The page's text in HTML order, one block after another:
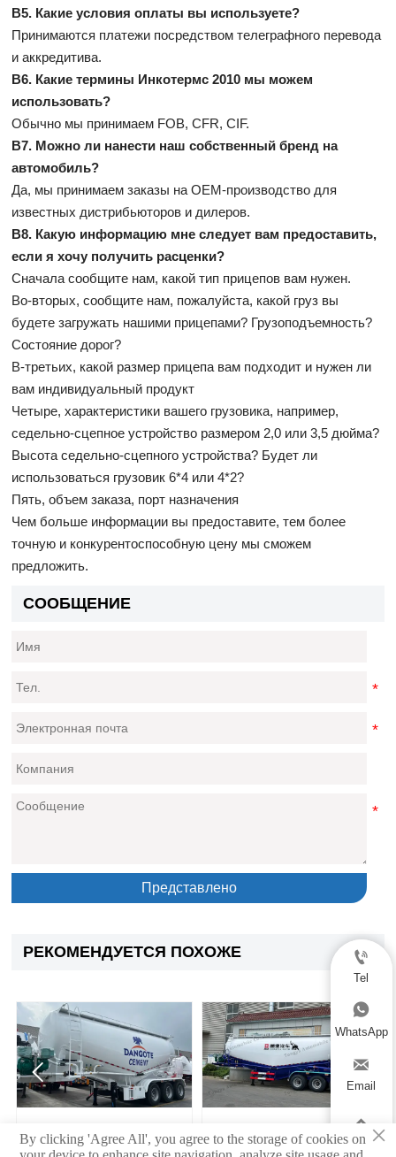
В5. Какие условия оплаты вы используете?
Принимаются платежи посредством телеграфного перевода
и аккредитива.
В6. Какие термины Инкотермс 2010 мы можем
использовать?
Обычно мы принимаем FOB, CFR, CIF.
В7. Можно ли нанести наш собственный бренд на
автомобиль?
Да, мы принимаем заказы на OEM-производство для
известных дистрибьюторов и дилеров.
В8. Какую информацию мне следует вам предоставить,
если я хочу получить расценки?
Сначала сообщите нам, какой тип прицепов вам нужен.
Во-вторых, сообщите нам, пожалуйста, какой груз вы
будете загружать нашими прицепами? Грузоподъемность?
Состояние дорог?
В-третьих, какой размер прицепа вам подходит и нужен ли
вам индивидуальный продукт
Четыре, характеристики вашего грузовика, например,
седельно-сцепное устройство размером 2,0 или 3,5 дюйма?
Высота седельно-сцепного устройства? Будет ли
использоваться грузовик 6*4 или 4*2?
Пять, объем заказа, порт назначения
Чем больше информации вы предоставите, тем более
точную и конкурентоспособную цену мы сможем
предложить.
СООБЩЕНИЕ
Представлено
РЕКОМЕНДУЕТСЯ ПОХОЖЕ
цементовоз-трейлер
4-осный алюминиевый
полуприцеп-цистерна
 

Tel

WhatsApp

Email
 ×
By clicking 'Agree All', you agree to the storage of cookies on